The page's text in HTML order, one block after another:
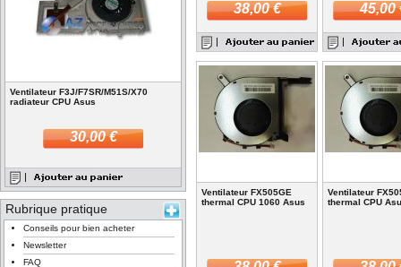
Ventilateur F3J/F7SR/M51S/X70
radiateur CPU Asus
30,00 €
Rubrique pratique
Conseils pour bien acheter
Newsletter
FAQ
38,00 € 45,00
Ventilateur FX505GE
thermal CPU 1060 Asus
Ventilateur
thermal CPU